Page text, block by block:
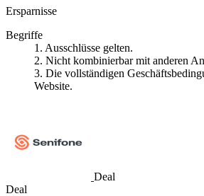
Ersparnisse
Begriffe
1. Ausschlüsse gelten.
2. Nicht kombinierbar mit anderen
3. Die vollständigen
Website.
Deal
Deal